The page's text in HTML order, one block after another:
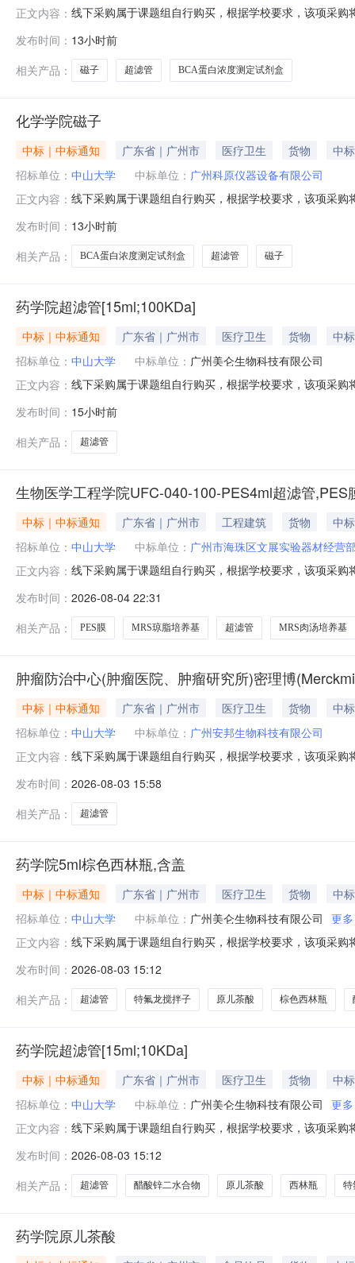
正文内容： 线下采购属于课题组自行购买，根据学校要求，该项采
仪器设备有限公司BCA蛋白浓度测定试剂盒
发布时间： 13小时前
相关产品：
磁子 超滤管 BCA蛋白浓度测定试剂盒
化学学院磁子
中标｜中标通知 广东省｜广州市 医疗卫生 货物
中
招标单位： 中山大学 中标单位： 广州科原仪器设备有限公司
正文内容： 线下采购属于课题组自行购买，根据学校要求，该项采
仪器设备有限公司BCA蛋白浓度测定试剂盒
发布时间： 13小时前
相关产品：
BCA蛋白浓度测定试剂盒 超滤管 磁子
药学院超滤管[15ml;100KDa]
中标｜中标通知 广东省｜广州市 医疗卫生 货物
中
招标单位： 中山大学 中标单位： 广州美仑生物科技有限公司
正文内容： 线下采购属于课题组自行购买，根据学校要求，该项采
物科技有限公司超滤管[15ml；100KDa]UFC9100961个
发布时间： 15小时前
相关产品：
超滤管
生物医学工程学院UFC-040-100-PES4ml超滤管,PES
中标｜中标通知 广东省｜广州市 工程建筑 货物
中
招标单位： 中山大学 中标单位： 广州市海珠区文展实验器材经营
正文内容： 线下采购属于课题组自行购买，根据学校要求，该项采
广州市海珠区文展实验器材经营部环凯MRS琼脂培养基
发布时间： 2026-08-04 22:31
相关产品：
PES膜 MRS琼脂培养基 超滤管 MRS肉汤培养基
肿瘤防治中心(肿瘤医院、肿瘤研究所)密理博
中标｜中标通知 广东省｜广州市 医疗卫生 货物
中
招标单位： 中山大学 中标单位： 广州安邦生物科技有限公司
正文内容： 线下采购属于课题组自行购买，根据学校要求，该项采
货号规格单价数量总价广州安邦生物科技有限公司密理
发布时间： 2026-08-03 15:58
相关产品：
超滤管
药学院5ml棕色西林瓶,含盖
中标｜中标通知 广东省｜广州市 医疗卫生 货物
中
招标单位： 中山大学 中标单位： 广州美仑生物科技有限公司 更多
正文内容： 线下采购属于课题组自行购买，根据学校要求，该项采
物科技有限公司超滤管[15ml；10KDa]UFC9010961个
发布时间： 2026-08-03 15:12
相关产品：
超滤管 特氟龙搅拌子 原儿茶酸 棕色西林瓶
药学院超滤管[15ml;10KDa]
中标｜中标通知 广东省｜广州市 医疗卫生 货物
中
招标单位： 中山大学 中标单位： 广州美仑生物科技有限公司 更多
正文内容： 线下采购属于课题组自行购买，根据学校要求，该项采
物科技有限公司超滤管[15ml；10KDa]UFC9010961个
发布时间： 2026-08-03 15:12
相关产品：
超滤管 醋酸锌二水合物 原儿茶酸 西林瓶 特
药学院原儿茶酸